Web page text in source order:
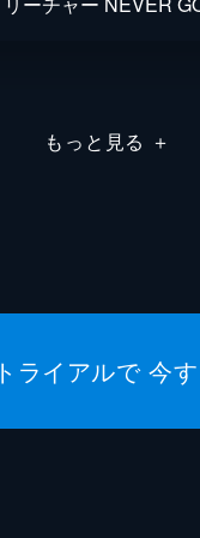
もっと見る ＋
ライアルで 今